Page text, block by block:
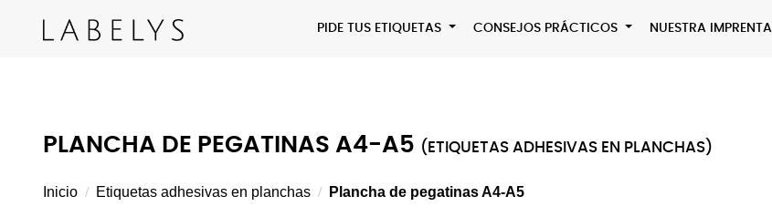
PIDE TUS ETIQUETAS CONSEJOS PRÁCTICOS NUESTRA IMPRENTA
PLANCHA DE PEGATINAS A4-A5 (ETIQUETAS ADHESIVAS EN PLANCHAS)
Inicio Etiquetas adhesivas en planchas Plancha de pegatinas A4-A5